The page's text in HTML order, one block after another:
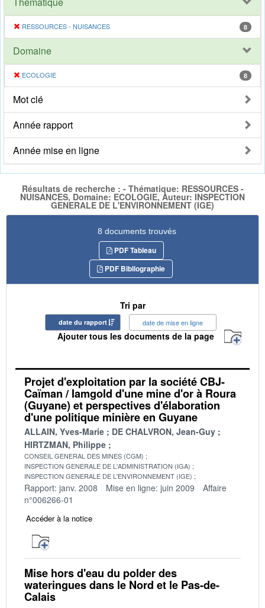
RESSOURCES - NUISANCES 8
Domaine
ECOLOGIE 8
Mot clé
Année rapport
Année mise en ligne
Résultats de recherche : - Thématique: RESSOURCES -
NUISANCES, Domaine: ECOLOGIE, Auteur: INSPECTION
GENERALE DE L'ENVIRONNEMENT (IGE)
8 documents trouvés
PDF Tableau
PDF Bibliographie
Tri par
date du rapport date de mise en ligne
Ajouter tous les documents de la page
Projet d'exploitation par la société CBJ-
Caïman / Iamgold d'une mine d'or à Roura
(Guyane) et perspectives d'élaboration
d'une politique minière en Guyane
ALLAIN, Yves-Marie
DE CHALVRON, Jean-Guy
HIRTZMAN, Philippe
CONSEIL GENERAL DES MINES (CGM)
INSPECTION GENERALE DE L'ADMINISTRATION (IGA)
INSPECTION GENERALE DE L'ENVIRONNEMENT (IGE)
Rapport: janv. 2008 Mise en ligne: juin 2009
Affaire
n°006266-01
Accéder à la notice
Mise hors d'eau du polder des
wateringues dans le Nord et le Pas-de-
Calais